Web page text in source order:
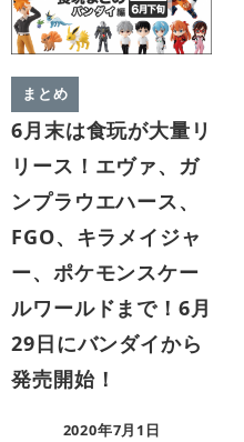
まとめ
6月末は食玩が大量リ
リース！エヴァ、ガ
ンプラウエハース、
FGO、キラメイジャ
ー、ポケモンスケー
ルワールドまで！6月
29日にバンダイから
発売開始！
2020年7月1日